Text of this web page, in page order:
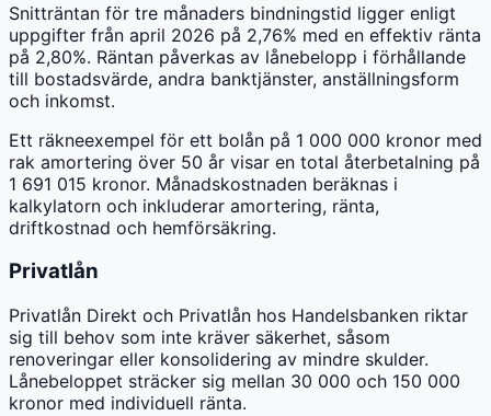
Snitträntan för tre månaders bindningstid ligger enligt
uppgifter från april 2026 på 2,76% med en effektiv ränta
på 2,80%. Räntan påverkas av lånebelopp i förhållande
till bostadsvärde, andra banktjänster, anställningsform
och inkomst.
Ett räkneexempel för ett bolån på 1 000 000 kronor med
rak amortering över 50 år visar en total återbetalning på
1 691 015 kronor. Månadskostnaden beräknas i
kalkylatorn och inkluderar amortering, ränta,
driftkostnad och hemförsäkring.
Privatlån
Privatlån Direkt och Privatlån hos Handelsbanken riktar
sig till behov som inte kräver säkerhet, såsom
renoveringar eller konsolidering av mindre skulder.
Lånebeloppet sträcker sig mellan 30 000 och 150 000
kronor med individuell ränta.